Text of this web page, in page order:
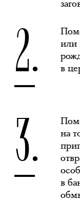
2.
или
в
3.
на
в